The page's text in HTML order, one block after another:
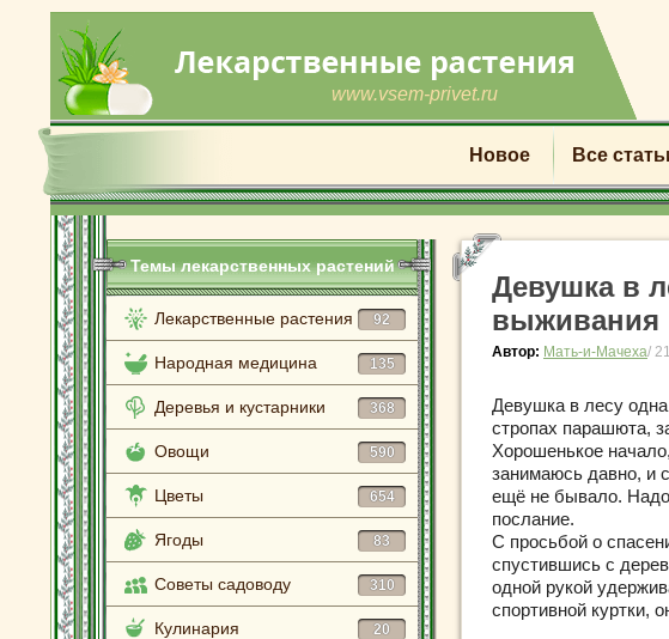
www.vsem-privet.ru
Новое Все
Темы лекарственных растений
Лекарственные растения 92
Народная медицина 135
Деревья и кустарники 368
Овощи 590
Цветы 654
Ягоды 83
Советы садоводу 310
Кулинария 20
Девушка в
выживания
Автор: Мать-и-Мачеха/
Девушка в лесу
стропах парашюта,
Хорошенькое
занимаюсь давно, и
ещё не бывало. Надо
послание.
С просьбой о
спустившись с
одной рукой
спортивной куртки,